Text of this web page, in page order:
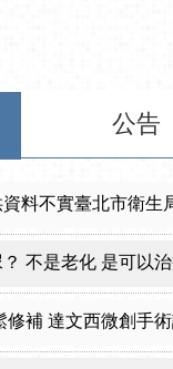
公告
料不實臺北市衛生局
不是老化 是可以
修補 達文西微創手